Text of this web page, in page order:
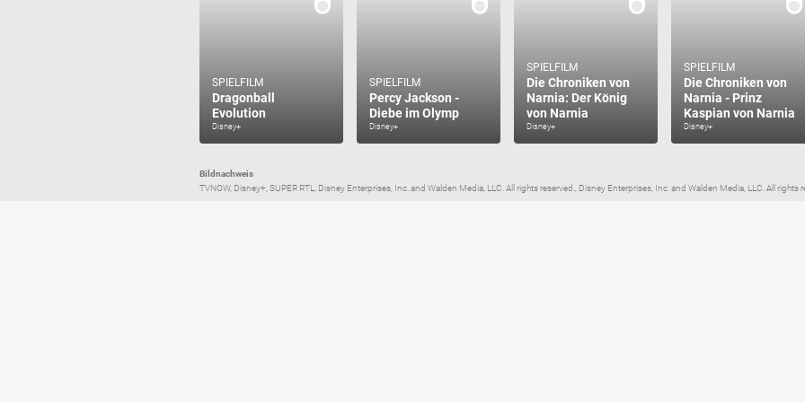
SPIELFILM
Dragonball
Evolution
Disney+
SPIELFILM
Percy Jackson -
Diebe im Olymp
Disney+
SPIELFILM
Die Chroniken von
Narnia: Der König
von Narnia
Disney+
SPIELFILM
Die Chroniken von
Narnia - Prinz
Kaspian von Narnia
Disney+
Bildnachweis
TVNOW, Disney+, SUPER RTL, Disney Enterprises, Inc. and Walden Media, LLC. All rights reserved., Disney Enterprises, Inc. and Walden Media, LLC. All rights